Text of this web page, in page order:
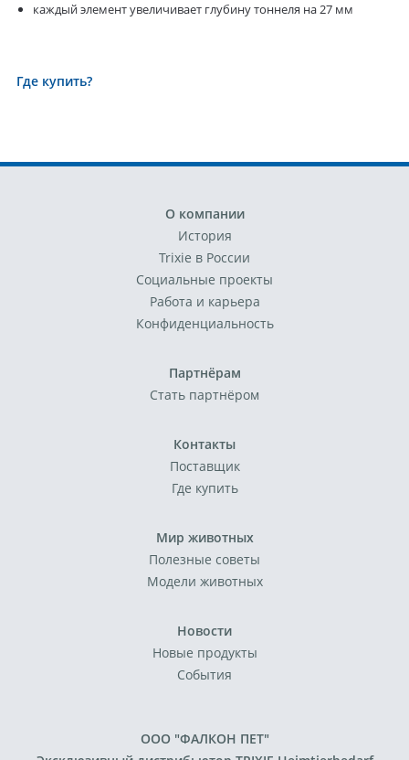
каждый элемент увеличивает глубину тоннеля на 27 мм
Где купить?
О компании
История
Trixie в России
Социальные проекты
Работа и карьера
Конфиденциальность
Партнёрам
Стать партнёром
Контакты
Поставщик
Где купить
Мир животных
Полезные советы
Модели животных
Новости
Новые продукты
События
ООО "ФАЛКОН ПЕТ"